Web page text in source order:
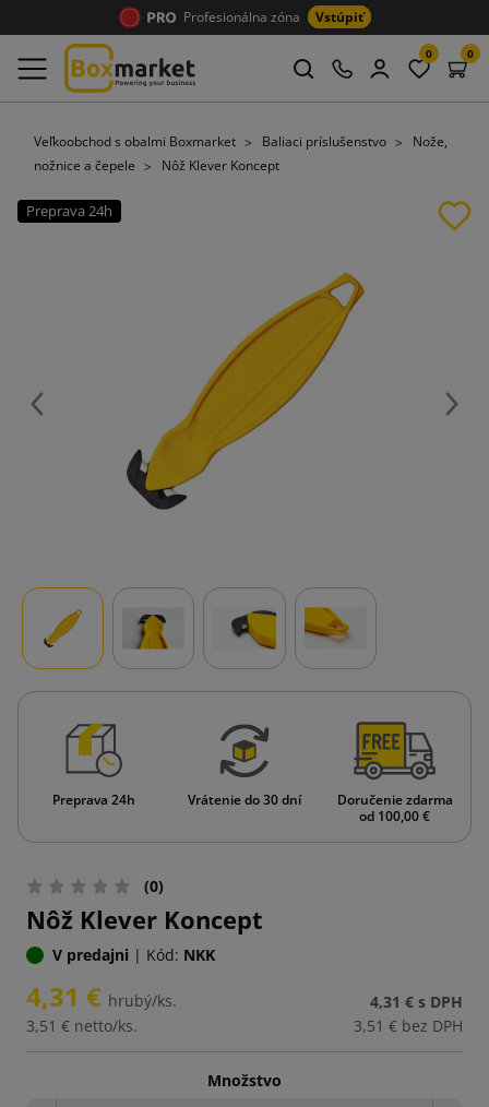
Profesionálna zóna Vstúpiť
0 0
Veľkoobchod s obalmi Boxmarket Baliaci príslušenstvo
Nože,
nožnice a čepele
Nôž Klever Koncept
Preprava 24h
Späť Ďalej
Preprava 24h Vrátenie do 30 dní
Doručenie zdarma
od 100,00 €
(0)
Nôž Klever Koncept
V predajni | Kód: NKK
4,31 € hrubý/ks.
3,51 € netto/ks.
4,31 € s DPH
3,51 € bez DPH
Množstvo